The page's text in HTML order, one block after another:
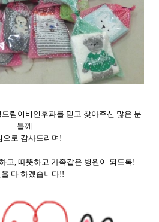
림이비인후과를 믿고 찾아주신 많은 분
들께
으로 감사드리며!
고, 따뜻하고 가족같은 병원이 되도록!
다 하겠습니다!!